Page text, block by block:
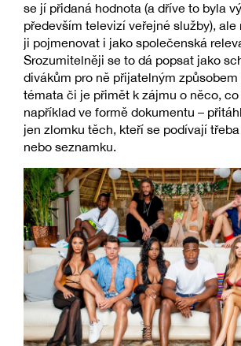
se jí přidaná hodnota (a dříve to byla
především televizí veřejné služby),
ji pojmenovat i jako společenská
Srozumitelněji se to dá popsat jako
divákům pro ně přijatelným
témata či je přimět k zájmu o něco, co
například ve formě dokumentu –
jen zlomku těch, kteří se podívají
nebo seznamku.